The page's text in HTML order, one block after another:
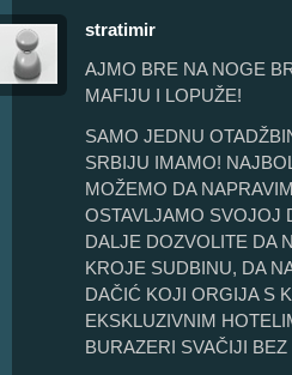
stratimir
AJMO BRE NA NOGE
MAFIJU I LOPUŽE!
SAMO JEDNU
SRBIJU IMAMO!
MOŽEMO DA
OSTAVLJAMO SVOJOJ
DALJE DOZVOLITE DA
KROJE SUDBINU, DA
DAČIĆ KOJI ORGIJA S
EKSKLUZIVNIM
BURAZERI SVAČIJI